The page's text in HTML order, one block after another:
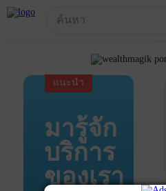
แนะนำ
มารู้จัก
บริการ
ของเรา
!-- Start Advertise -->